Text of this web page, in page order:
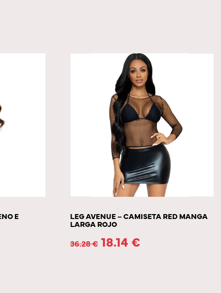
E LEG AVENUE – CAMISETA RED MANGA
LARGA ROJO
36.28€ 18.14 €